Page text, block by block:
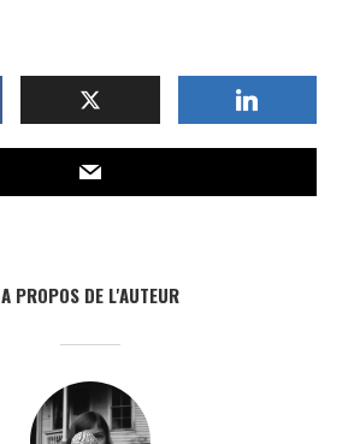
A PROPOS DE L'AUTEUR